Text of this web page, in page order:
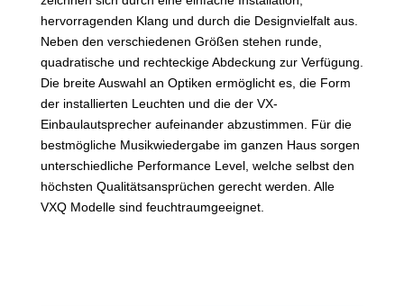
hervorragenden Klang und durch die Designvielfalt aus.
Neben den verschiedenen Größen stehen runde,
quadratische und rechteckige Abdeckung zur Verfügung.
Die breite Auswahl an Optiken ermöglicht es, die Form
der installierten Leuchten und die der VX-
Einbaulautsprecher aufeinander abzustimmen. Für die
bestmögliche Musikwiedergabe im ganzen Haus sorgen
unterschiedliche Performance Level, welche selbst den
höchsten Qualitätsansprüchen gerecht werden. Alle
VXQ Modelle sind feuchtraumgeeignet.